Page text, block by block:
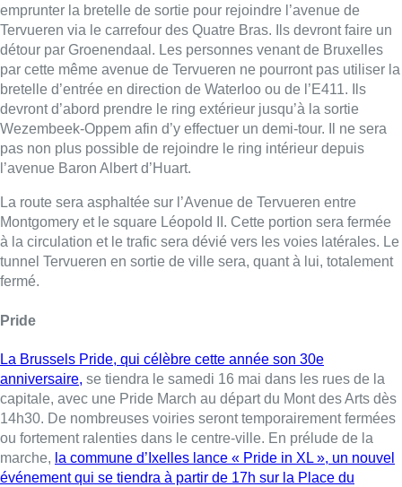
emprunter la bretelle de sortie pour rejoindre l’avenue de
Tervueren via le carrefour des Quatre Bras. Ils devront faire un
détour par Groenendaal. Les personnes venant de Bruxelles
par cette même avenue de Tervueren ne pourront pas utiliser la
bretelle d’entrée en direction de Waterloo ou de l’E411. Ils
devront d’abord prendre le ring extérieur jusqu’à la sortie
Wezembeek-Oppem afin d’y effectuer un demi-tour. Il ne sera
pas non plus possible de rejoindre le ring intérieur depuis
l’avenue Baron Albert d’Huart.
La route sera asphaltée sur l’Avenue de Tervueren entre
Montgomery et le square Léopold II. Cette portion sera fermée
à la circulation et le trafic sera dévié vers les voies latérales. Le
tunnel Tervueren en sortie de ville sera, quant à lui, totalement
fermé.
Pride
La Brussels Pride, qui célèbre cette année son 30e
anniversaire, se tiendra le samedi 16 mai dans les rues de la
capitale, avec une Pride March au départ du Mont des Arts dès
14h30. De nombreuses voiries seront temporairement fermées
ou fortement ralenties dans le centre-ville. En prélude de la
marche, la commune d’Ixelles lance « Pride in XL », un nouvel
événement qui se tiendra à partir de 17h sur la Place du